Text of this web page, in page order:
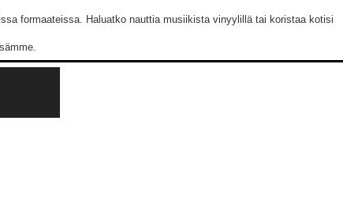
formaateissa. Haluatko nauttia musiikista vinyylillä tai koristaa kotisi